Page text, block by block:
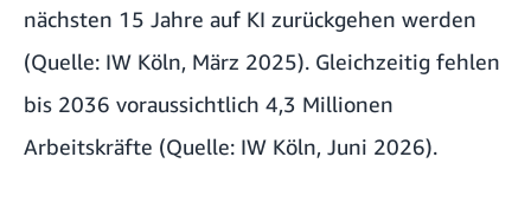
nächsten 15 Jahre auf KI zurückgehen werden
(Quelle: IW Köln, März 2025). Gleichzeitig fehlen
bis 2036 voraussichtlich 4,3 Millionen
Arbeitskräfte (Quelle: IW Köln, Juni 2026).